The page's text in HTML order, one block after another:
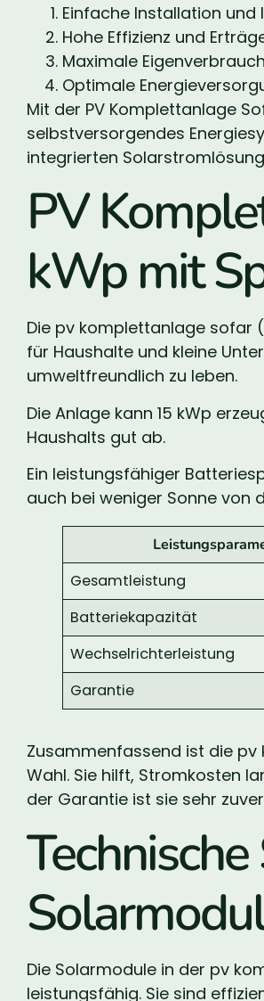
Einfache Installation
Hohe Effizienz und
Maximale
Optimale
Mit der PV Komplettanlage
selbstversorgendes
integrierten
PV
kWp mit
Die pv komplettanlage sofar
für Haushalte und kleine
umweltfreundlich zu leben.
Die Anlage kann 15 kWp
Haushalts gut ab.
Ein leistungsfähiger
auch bei weniger Sonne von
Gesamtleistung
Batteriekapazität
Wechselrichterleistung
Garantie
Zusammenfassend ist die
Wahl. Sie hilft, Stromkosten
der Garantie ist sie sehr
Die Solarmodule in der pv
leistungsfähig. Sie sind